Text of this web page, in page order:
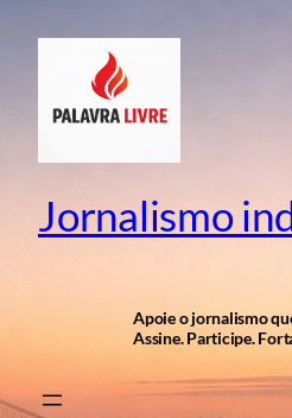
conteúdo
Jornalismo
Apoie o jornalismo
Assine. Participe.